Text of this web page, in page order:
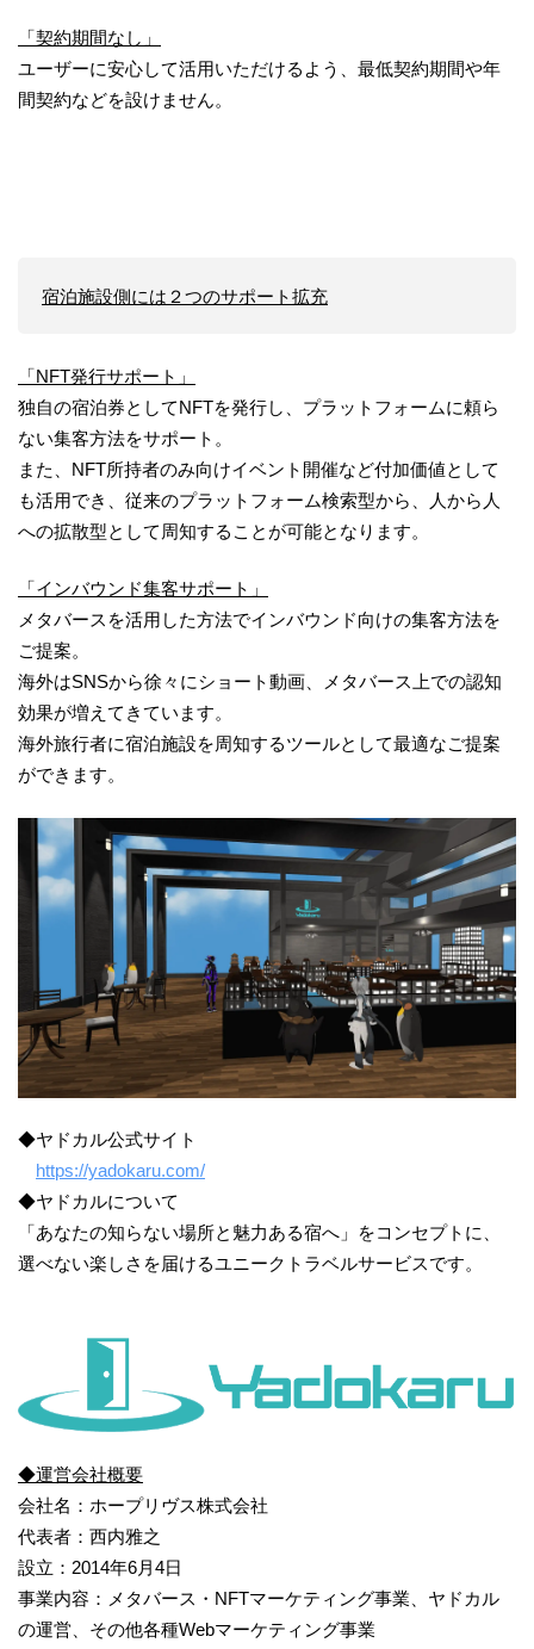
「契約期間なし」
ユーザーに安心して活用いただけるよう、最低契約期間や年
間契約などを設けません。
宿泊施設側には２つのサポート拡充
「NFT発行サポート」
独自の宿泊券としてNFTを発行し、プラットフォームに頼ら
ない集客方法をサポート。
また、NFT所持者のみ向けイベント開催など付加価値として
も活用でき、従来のプラットフォーム検索型から、人から人
への拡散型として周知することが可能となります。
「インバウンド集客サポート」
メタバースを活用した方法でインバウンド向けの集客方法を
ご提案。
海外はSNSから徐々にショート動画、メタバース上での認知
効果が増えてきています。
海外旅行者に宿泊施設を周知するツールとして最適なご提案
ができます。
◆ヤドカル公式サイト
https://yadokaru.com/
◆ヤドカルについて
「あなたの知らない場所と魅力ある宿へ」をコンセプトに、
選べない楽しさを届けるユニークトラベルサービスです。
◆運営会社概要
会社名：ホープリヴス株式会社
代表者：西内雅之
設立：2014年6月4日
事業内容：メタバース・NFTマーケティング事業、ヤドカル
の運営、その他各種Webマーケティング事業